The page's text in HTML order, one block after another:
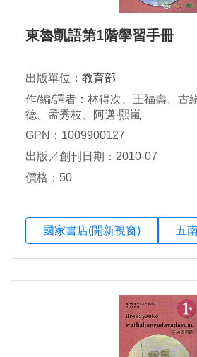
東魯凱語第1階學習手冊
出版單位： 教育部
作/編/譯者：林得次、王福壽、古
德、孟秀枝、阿邁‧熙嵐
GPN：1009900127
出版／創刊日期：2010-07
價格：50
國家書店(開新視窗) 五